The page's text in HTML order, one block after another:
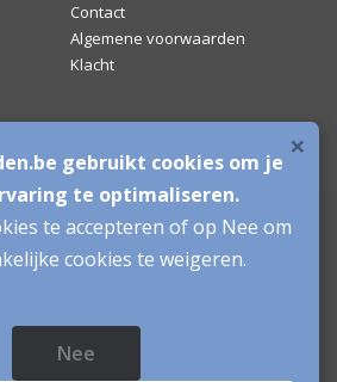
Contact
Algemene voorwaarden
Klacht
sinds 2006 - 2026
×
gebruikt cookies om je
te optimaliseren.
te accepteren of op Nee om
cookies te weigeren.
Nee